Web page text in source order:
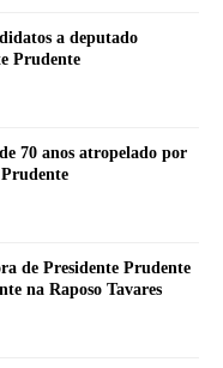
a deputado
Prudente
70 anos atropelado por
de Presidente Prudente
na Raposo Tavares